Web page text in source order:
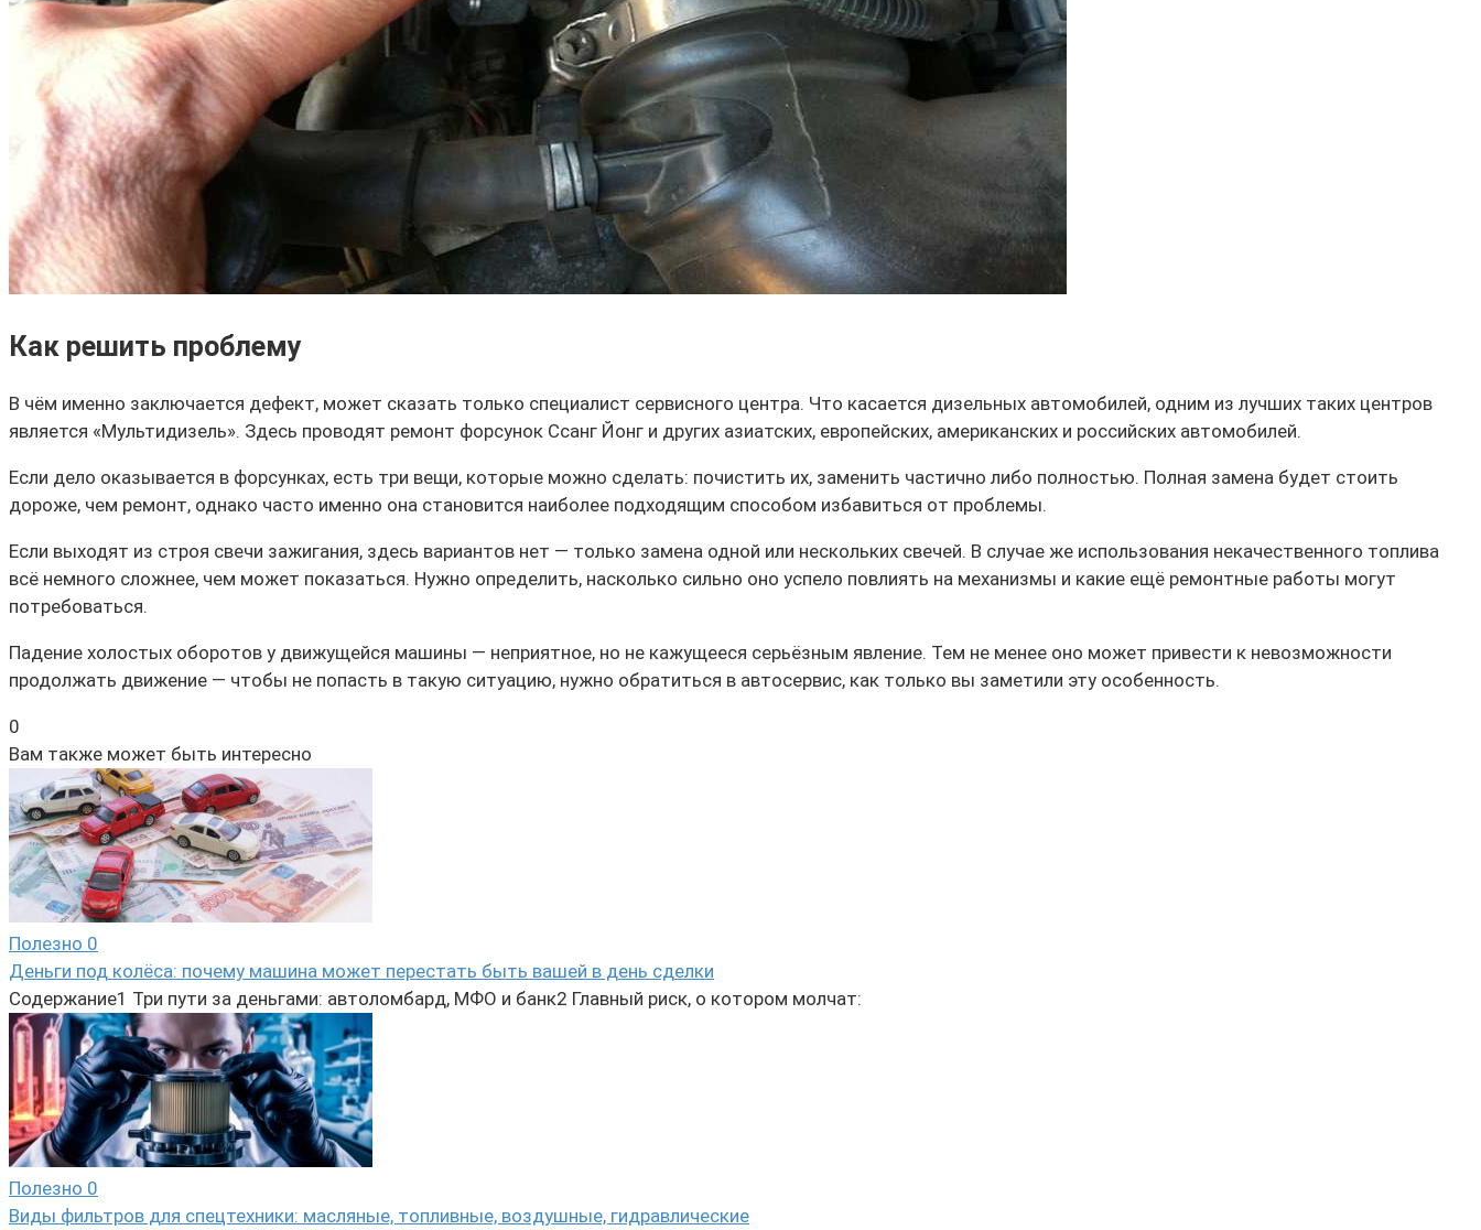
Как решить проблему
В чём именно заключается дефект, может сказать только специалист сервисного центра. Что касается дизельных автомобилей, одним из лучших таких центров
является «Мультидизель». Здесь проводят ремонт форсунок Ссанг Йонг и других азиатских, европейских, американских и российских автомобилей.
Если дело оказывается в форсунках, есть три вещи, которые можно сделать: почистить их, заменить частично либо полностью. Полная замена будет стоить
дороже, чем ремонт, однако часто именно она становится наиболее подходящим способом избавиться от проблемы.
Если выходят из строя свечи зажигания, здесь вариантов нет — только замена одной или нескольких свечей. В случае же использования некачественного топлива
всё немного сложнее, чем может показаться. Нужно определить, насколько сильно оно успело повлиять на механизмы и какие ещё ремонтные работы могут
потребоваться.
Падение холостых оборотов у движущейся машины — неприятное, но не кажущееся серьёзным явление. Тем не менее оно может привести к невозможности
продолжать движение — чтобы не попасть в такую ситуацию, нужно обратиться в автосервис, как только вы заметили эту особенность.
0
Вам также может быть интересно
Полезно 0
Деньги под колёса: почему машина может перестать быть вашей в день сделки
Содержание1 Три пути за деньгами: автоломбард, МФО и банк2 Главный риск, о котором молчат:
Полезно 0
Виды фильтров для спецтехники: масляные, топливные, воздушные, гидравлические